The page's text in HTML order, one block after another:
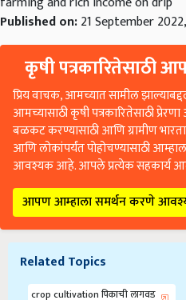
Published on:21 September
कृषी पत्रकारितेसाठी
प्रिय वाचक, आमच्यात सामील
आमच्यासाठी कृषी पत्रकारितेसाठी
बळकट करण्यासाठी आणि ग्रामीण
आणि लोकांपर्यंत पोहोचण्यासाठी
आवश्यक आहे. आपले प्रत्येक सहकार्य
आपण आम्हाला समर्थन करणे
Related Topics
crop cultivation पिकाची लागवड